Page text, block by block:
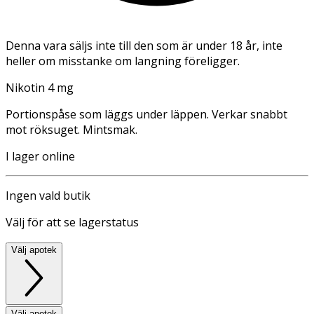
Denna vara säljs inte till den som är under 18 år, inte
heller om misstanke om langning föreligger.
Nikotin 4 mg
Portionspåse som läggs under läppen. Verkar snabbt
mot röksuget. Mintsmak.
I lager online
Ingen vald butik
Välj för att se lagerstatus
Välj apotek